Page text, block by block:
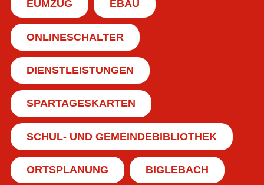
EUMZUG EBAU
ONLINESCHALTER
DIENSTLEISTUNGEN
SPARTAGESKARTEN
SCHUL- UND GEMEINDEBIBLIOTHEK
ORTSPLANUNG BIGLEBACH